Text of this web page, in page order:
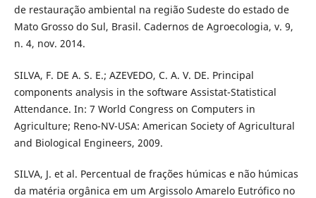
de restauração ambiental na região Sudeste do estado de
Mato Grosso do Sul, Brasil. Cadernos de Agroecologia, v. 9,
n. 4, nov. 2014.
SILVA, F. DE A. S. E.; AZEVEDO, C. A. V. DE. Principal
components analysis in the software Assistat-Statistical
Attendance. In: 7 World Congress on Computers in
Agriculture; Reno-NV-USA: American Society of Agricultural
and Biological Engineers, 2009.
SILVA, J. et al. Percentual de frações húmicas e não húmicas
da matéria orgânica em um Argissolo Amarelo Eutrófico no